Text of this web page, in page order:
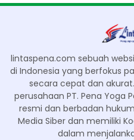
lintaspena.com sebuah
di Indonesia yang berfokus
secara cepat dan
perusahaan PT. Pena Yoga
resmi dan berbadan
Media Siber dan memiliki
dalam